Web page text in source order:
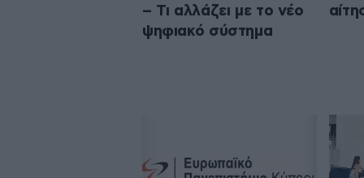
– Τι αλλάζει με το νέο
ψηφιακό σύστημα